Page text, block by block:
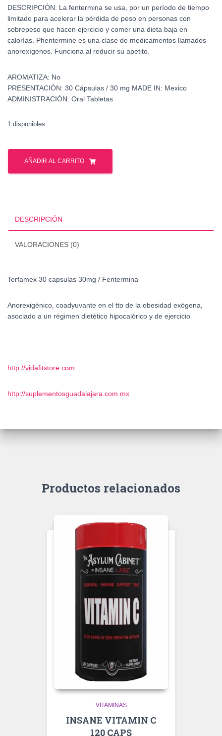
DESCRIPCIÓN: La fentermina se usa, por un período de tiempo
limitado para acelerar la pérdida de peso en personas con
sobrepeso que hacen ejercicio y comer una dieta baja en
calorías. Phentermine es una clase de medicamentos llamados
anorexígenos. Funciona al reducir su apetito.
AROMATIZA: No
PRESENTACIÓN: 30 Cápsulas / 30 mg MADE IN: Mexico
ADMINISTRACIÓN: Oral Tabletas
1 disponibles
Terfamex
capsulas
AÑADIR AL CARRITO
DESCRIPCIÓN
VALORACIONES (0)
Terfamex 30 capsulas 30mg / Fentermina
Anorexigénico, coadyuvante en el tto de la obesidad exógena,
asociado a un régimen dietético hipocalórico y de ejercicio
http://vidafitstore.com
http://suplementosguadalajara.com.mx
Productos relacionados
VITAMINAS
INSANE VITAMIN C
120 CAPS